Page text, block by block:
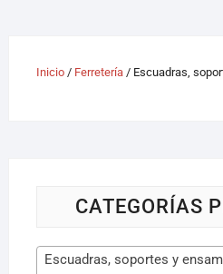
Inicio/ Ferretería/ Escuadras,
CATEGORÍAS
Escuadras, soportes y